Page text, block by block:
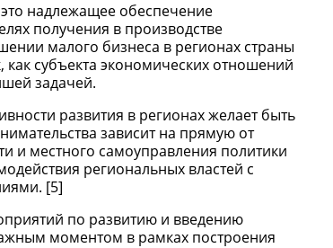
надлежащее обеспечение
получения в производстве
малого бизнеса в регионах страны
субъекта экономических отношений
задачей.
развития в регионах желает быть
зависит на прямую от
и местного самоуправления политики
региональных властей с
[5]
по развитию и введению
моментом в рамках построения